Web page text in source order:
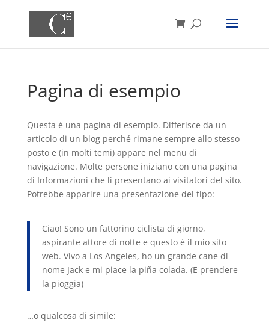
Pagina di esempio
Questa è una pagina di esempio. Differisce da un
articolo di un blog perché rimane sempre allo stesso
posto e (in molti temi) appare nel menu di
navigazione. Molte persone iniziano con una pagina
di Informazioni che li presentano ai visitatori del sito.
Potrebbe apparire una presentazione del tipo:
Ciao! Sono un fattorino ciclista di giorno,
aspirante attore di notte e questo è il mio sito
web. Vivo a Los Angeles, ho un grande cane di
nome Jack e mi piace la piña colada. (E prendere
la pioggia)
…o qualcosa di simile: